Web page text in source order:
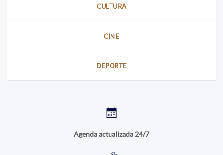
CULTURA
CINE
DEPORTE
Agenda actualizada 24/7